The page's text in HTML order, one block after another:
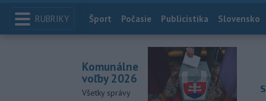
RUBRIKY Index
Šport Počasie Publicistika Slovensko
Komunálne
voľby 2026
Všetky správy